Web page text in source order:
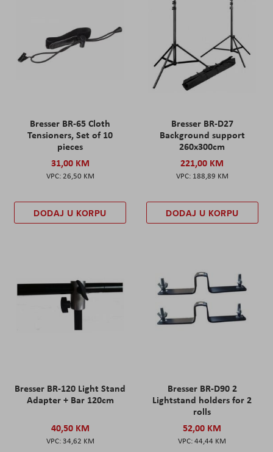
Bresser BR-65 Cloth
Tensioners, Set of 10
pieces
31,00 KM
26,50 KM
DODAJ U KORPU
Bresser BR-D27
Background support
260x300cm
221,00 KM
188,89 KM
DODAJ U KORPU
Bresser BR-120 Light Stand
Adapter + Bar 120cm
40,50 KM
34,62 KM
Bresser BR-D90 2
Lightstand holders for 2
rolls
52,00 KM
44,44 KM